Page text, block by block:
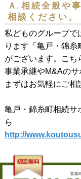
Ａ. 相続全般や
相談ください。
私どものグループで
ります「亀戸・錦糸
がございます。こち
事業承継やM&Aのサ
まずはお気軽にご相
亀戸・錦糸町相続サ
ら
http://